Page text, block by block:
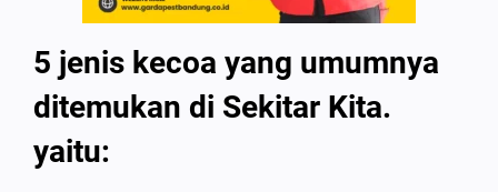
5 jenis kecoa yang umumnya
ditemukan di Sekitar Kita.
yaitu: